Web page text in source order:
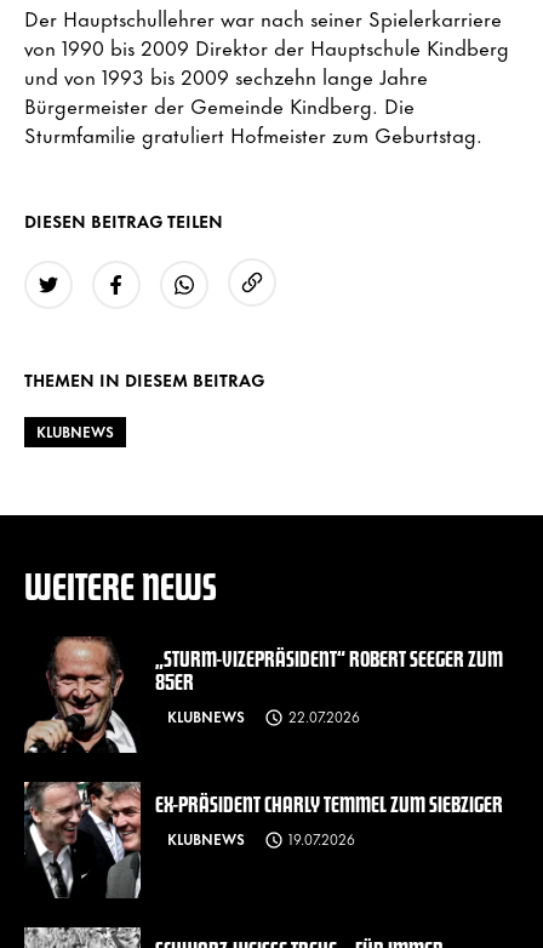
Der Hauptschullehrer war nach seiner Spielerkarriere
von 1990 bis 2009 Direktor der Hauptschule Kindberg
und von 1993 bis 2009 sechzehn lange Jahre
Bürgermeister der Gemeinde Kindberg. Die
Sturmfamilie gratuliert Hofmeister zum Geburtstag.
DIESEN BEITRAG TEILEN
THEMEN IN DIESEM BEITRAG
KLUBNEWS
WEITERE NEWS
„STURM-VIZEPRÄSIDENT“ ROBERT SEEGER ZUM
85ER
KLUBNEWS 22.07.2026
EX-PRÄSIDENT CHARLY TEMMEL ZUM SIEBZIGER
KLUBNEWS 19.07.2026